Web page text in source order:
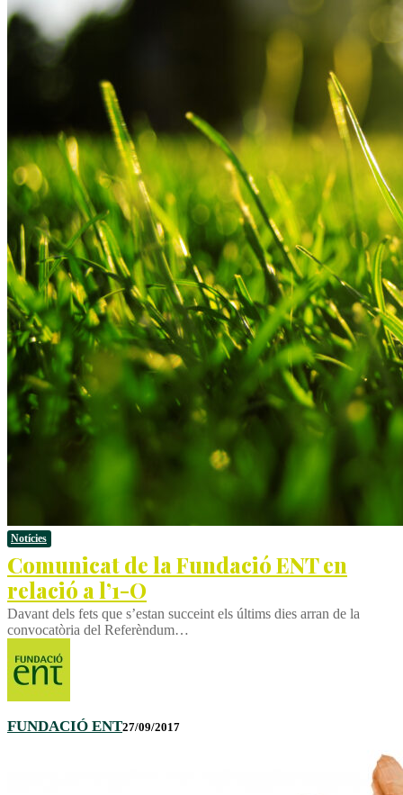
Notícies
Comunicat de la Fundació ENT en
relació a l’1-O
Davant dels fets que s’estan succeint els últims dies arran de la
convocatòria del Referèndum…
FUNDACIÓ ENT27/09/2017